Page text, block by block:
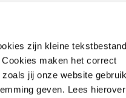
zijn kleine
maken het correct
jij onze website
geven. Lees